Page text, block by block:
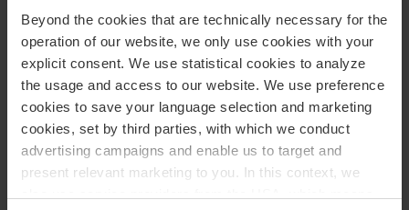
Beyond the cookies that are technically necessary for the
operation of our website, we only use cookies with your
explicit consent. We use statistical cookies to analyze
the usage and access to our website. We use preference
cookies to save your language selection and marketing
cookies, set by third parties, with which we conduct
advertising campaigns and enable us to target and
present relevant marketing to you. In this context, we
moderbolagets kostnader för kapitalanskaffning och
aktieägarkostnader, och medförde enligt bolaget en
timkostnad om 18 700 kr.
Bolaget överklagade beslutet till förvaltningsrätten som
biföll överklagandet. Efter att kammarrätten i stället gått på
Skatteverkets linje om att beskattningsunderlaget skulle
utgöras av moderbolagets samtliga kostnader så
överklagade bolaget domen till HFD, som innan de slutligt